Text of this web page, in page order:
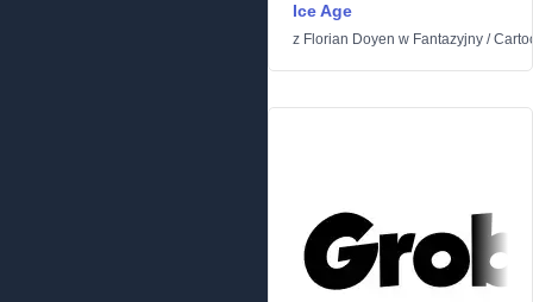
Ice Age
z Florian Doyen w Fantazyjny /